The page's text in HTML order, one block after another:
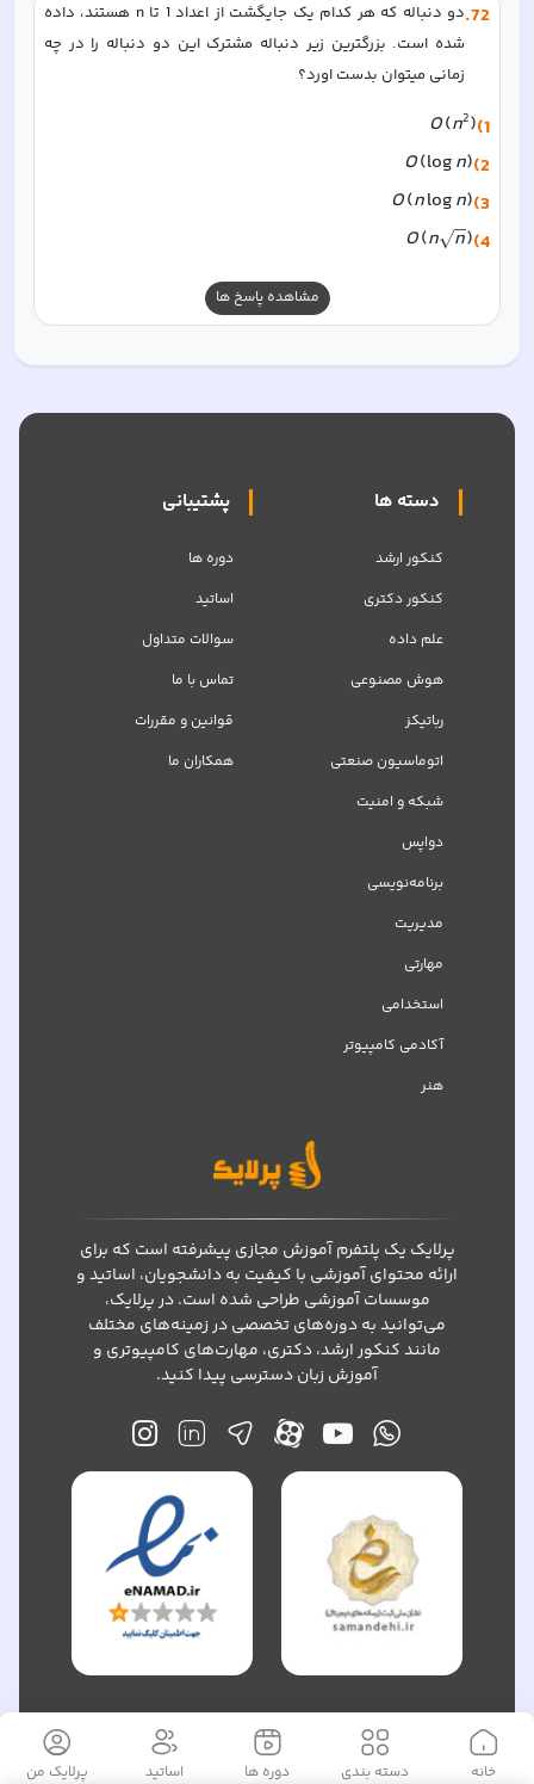
خانه دسته بندی دوره ها اساتید پرلایک من
72
.
زمانی میتوان بدست اورد؟
1)
O(n2)
2)
O(logn)
3)
O(nlogn)
4)
O(n n)
مشاهده پاسخ ها
دسته ها
کنکور ارشد
کنکور دکتری
علم داده
هوش مصنوعی
رباتیکز
اتوماسیون صنعتی
شبکه‌ و امنیت
دواپس
برنامه‌نویسی
مدیریت
مهارتی
استخدامی
آکادمی کامپیوتر
هنر
پشتیبانی
دوره ها
اساتید
سوالات متداول
تماس با ما
قوانین و مقررات
همکاران ما
پرلایک یک پلتفرم آموزش مجازی پیشرفته است که برای
ارائه محتوای آموزشی با کیفیت به دانشجویان، اساتید و
موسسات آموزشی طراحی شده است. در پرلایک،
می‌توانید به دوره‌های تخصصی در زمینه‌های مختلف
مانند کنکور ارشد، دکتری، مهارت‌های کامپیوتری و
آموزش زبان دسترسی پیدا کنید.
تمام حقوق این وبسایت متعلق به « پرلا یکتا پارس